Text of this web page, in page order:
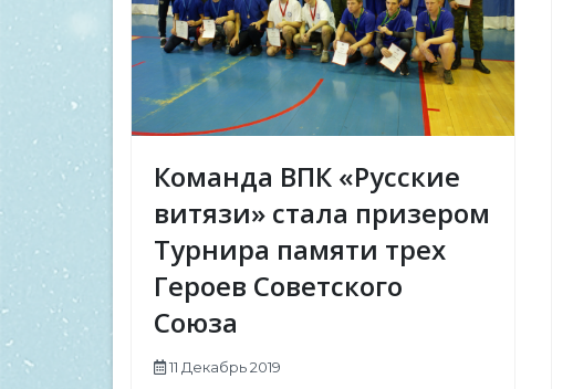
Команда ВПК «Русские
витязи» стала призером
Турнира памяти трех
Героев Советского
Союза
11 Декабрь 2019